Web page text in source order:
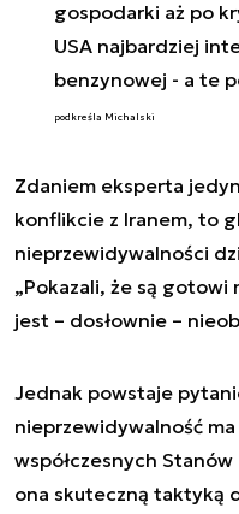
gospodarki aż po
USA najbardziej
benzynowej - a te
podkreśla Michalski
Zdaniem eksperta
konflikcie z Iranem, to
nieprzewidywalności
„Pokazali, że są gotowi
jest – dosłownie –
Jednak powstaje
nieprzewidywalność ma
współczesnych
ona skuteczną taktyką